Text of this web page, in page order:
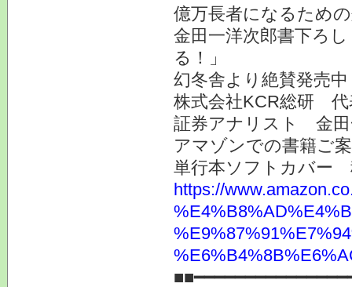
億万長者になるため
金田一洋次郎書下ろ
る！」
幻冬舎より絶賛発売
株式会社KCR総研 代
証券アナリスト 金
アマゾンでの書籍ご
単行本ソフトカバー
https://